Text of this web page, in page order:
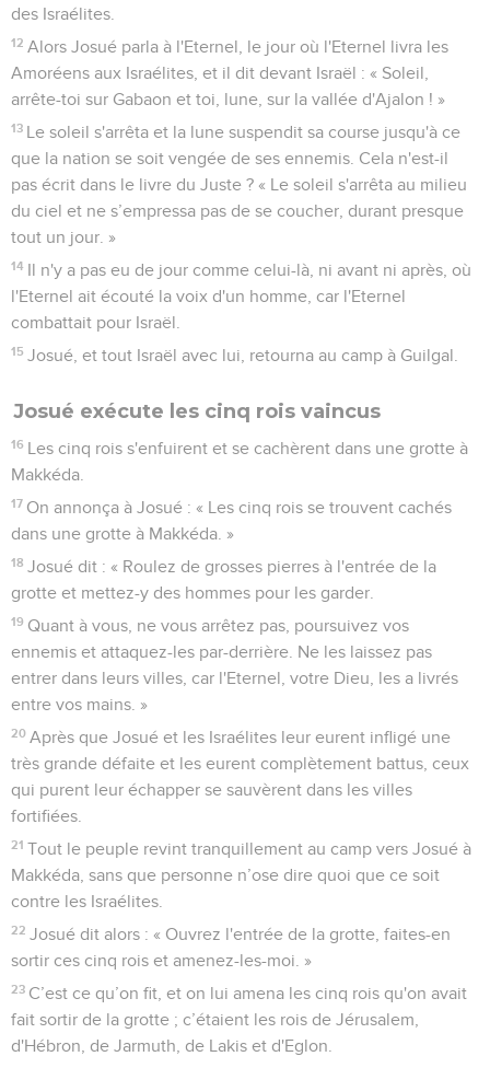
des Israélites.
12 Alors Josué parla à l'Eternel, le jour où l'Eternel livra les
Amoréens aux Israélites, et il dit devant Israël : « Soleil,
arrête-toi sur Gabaon et toi, lune, sur la vallée d'Ajalon ! »
13 Le soleil s'arrêta et la lune suspendit sa course jusqu'à ce
que la nation se soit vengée de ses ennemis. Cela n'est-il
pas écrit dans le livre du Juste ? « Le soleil s'arrêta au milieu
du ciel et ne s’empressa pas de se coucher, durant presque
tout un jour. »
14 Il n'y a pas eu de jour comme celui-là, ni avant ni après, où
l'Eternel ait écouté la voix d'un homme, car l'Eternel
combattait pour Israël.
15 Josué, et tout Israël avec lui, retourna au camp à Guilgal.
Josué exécute les cinq rois vaincus
16 Les cinq rois s'enfuirent et se cachèrent dans une grotte à
Makkéda.
17 On annonça à Josué : « Les cinq rois se trouvent cachés
dans une grotte à Makkéda. »
18 Josué dit : « Roulez de grosses pierres à l'entrée de la
grotte et mettez-y des hommes pour les garder.
19 Quant à vous, ne vous arrêtez pas, poursuivez vos
ennemis et attaquez-les par-derrière. Ne les laissez pas
entrer dans leurs villes, car l'Eternel, votre Dieu, les a livrés
entre vos mains. »
20 Après que Josué et les Israélites leur eurent infligé une
très grande défaite et les eurent complètement battus, ceux
qui purent leur échapper se sauvèrent dans les villes
fortifiées.
21 Tout le peuple revint tranquillement au camp vers Josué à
Makkéda, sans que personne n’ose dire quoi que ce soit
contre les Israélites.
22 Josué dit alors : « Ouvrez l'entrée de la grotte, faites-en
sortir ces cinq rois et amenez-les-moi. »
23 C’est ce qu’on fit, et on lui amena les cinq rois qu'on avait
fait sortir de la grotte ; c’étaient les rois de Jérusalem,
d'Hébron, de Jarmuth, de Lakis et d'Eglon.